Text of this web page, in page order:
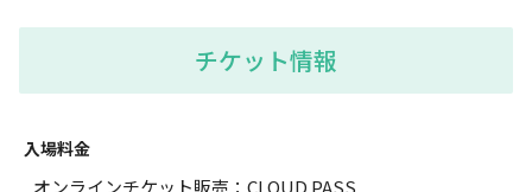
チケット情報
入場料金
オンラインチケット販売：CLOUD PASS